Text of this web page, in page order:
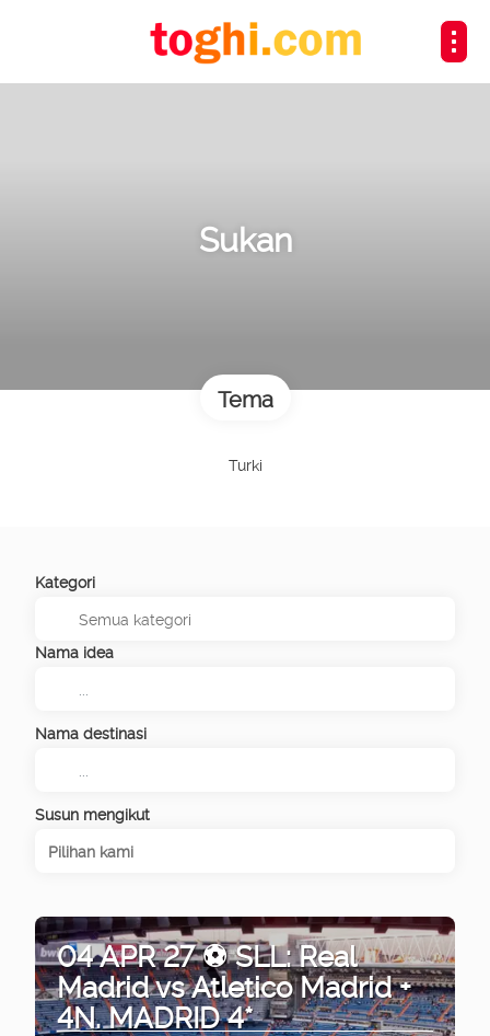
Sukan
Tema
Turki
Kategori
Nama idea
Nama destinasi
Susun mengikut
Pilihan kami
04 APR 27 ⚽ SLL: Real
Madrid vs Atletico Madrid +
4N. MADRID 4*